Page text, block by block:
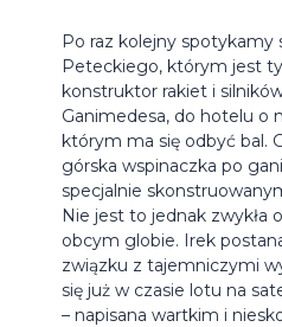
Po raz kolejny
Peteckiego, którym jest
konstruktor rakiet i
Ganimedesa, do hotelu o
którym ma się odbyć bal.
górska wspinaczka po
specjalnie
Nie jest to jednak zwykła
obcym globie. Irek
związku z tajemniczymi
się już w czasie lotu na
– napisana wartkim i